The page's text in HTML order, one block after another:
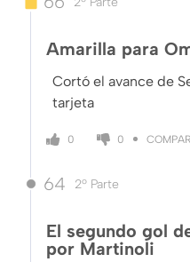
Amarilla para
Cortó el avance de
tarjeta
0 0
64 2º Parte
El segundo gol
por Martinoli